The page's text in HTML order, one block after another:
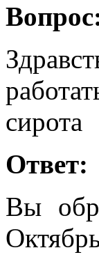
сирота
Ответ:
Вы